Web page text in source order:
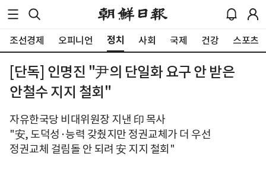
조선경제 오피니언 정치 사회 국제 건강 스포츠
[단독] 인명진 "尹의 단일화 요구 안 받은
안철수 지지 철회"
자유한국당 비대위원장 지낸 印 목사
"安, 도덕성·능력 갖췄지만 정권교체가 더 우선
정권교체 걸림돌 안 되려 安 지지 철회"